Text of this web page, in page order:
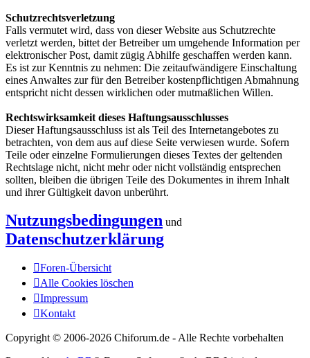
Schutzrechtsverletzung
Falls vermutet wird, dass von dieser Website aus Schutzrechte
verletzt werden, bittet der Betreiber um umgehende Information per
elektronischer Post, damit zügig Abhilfe geschaffen werden kann.
Es ist zur Kenntnis zu nehmen: Die zeitaufwändigere Einschaltung
eines Anwaltes zur für den Betreiber kostenpflichtigen Abmahnung
entspricht nicht dessen wirklichen oder mutmaßlichen Willen.
Rechtswirksamkeit dieses Haftungsausschlusses
Dieser Haftungsausschluss ist als Teil des Internetangebotes zu
betrachten, von dem aus auf diese Seite verwiesen wurde. Sofern
Teile oder einzelne Formulierungen dieses Textes der geltenden
Rechtslage nicht, nicht mehr oder nicht vollständig entsprechen
sollten, bleiben die übrigen Teile des Dokumentes in ihrem Inhalt
und ihrer Gültigkeit davon unberührt.
Nutzungsbedingungen und
Datenschutzerklärung
Foren-Übersicht
Alle Cookies löschen
Impressum
Kontakt
Copyright © 2006-2026 Chiforum.de - Alle Rechte vorbehalten